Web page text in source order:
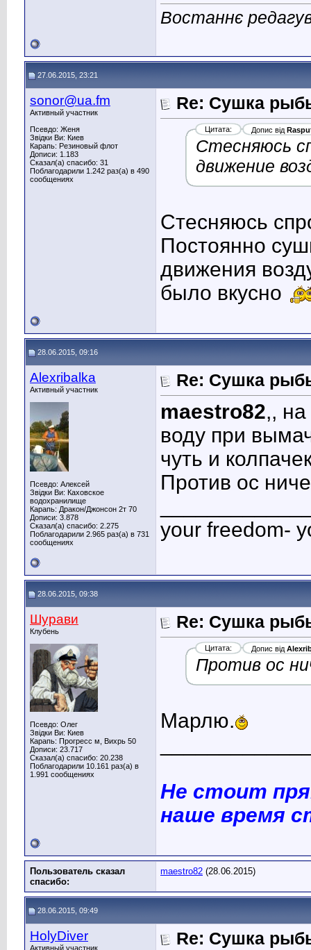
Востаннє
27.06.2015, 23:21
sonor@ua.fm
Активный участник
Псевдо: Женя
Звідки Ви: Киев
Карапь: Резиновый флот
Дописи: 1.183
Сказал(а) спасибо: 31
Поблагодарили 1.242 раз(а) в 490
сообщениях
Re: Сушка
Цитата: Допис від
Стесняюсь
движение
Стесняюсь
Постоянно
движения
было вкусно
28.06.2015, 09:16
Alexribalka
Активный участник
Псевдо: Алексей
Звідки Ви: Каховское
водохранилище
Карапь: Дракон/Джонсон 2т 70
Дописи: 3.878
Сказал(а) спасибо: 2.275
Поблагодарили 2.965 раз(а) в 731
сообщениях
Re: Сушка
maestro82,,
воду при
чуть и
Против ос
your freedom-
28.06.2015, 09:38
Шурави
Клубень
Псевдо: Олег
Звідки Ви: Киев
Карапь: Прогресс м, Вихрь 50
Дописи: 23.717
Сказал(а) спасибо: 20.238
Поблагодарили 10.161 раз(а) в
1.991 сообщениях
Re: Сушка
Цитата: Допис від
Против ос
Марлю.
Не стоит
наше время
Пользователь сказал
cпасибо:
maestro82 (28.06.2015)
28.06.2015, 09:49
HolyDiver
Активный участник Re: Сушка